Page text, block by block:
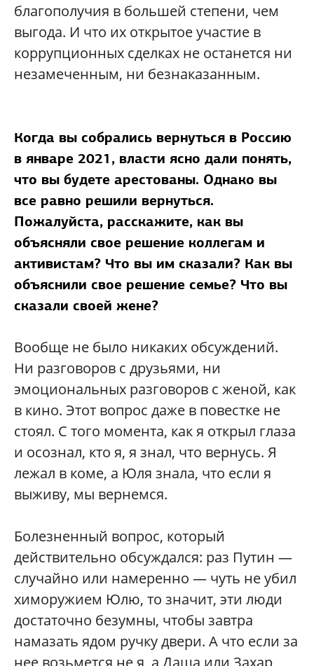
благополучия в большей степени, чем
выгода. И что их открытое участие в
коррупционных сделках не останется ни
незамеченным, ни безнаказанным.
Когда вы собрались вернуться в Россию
в январе 2021, власти ясно дали понять,
что вы будете арестованы. Однако вы
все равно решили вернуться.
Пожалуйста, расскажите, как вы
объясняли свое решение коллегам и
активистам? Что вы им сказали? Как вы
объяснили свое решение семье? Что вы
сказали своей жене?
Вообще не было никаких обсуждений.
Ни разговоров с друзьями, ни
эмоциональных разговоров с женой, как
в кино. Этот вопрос даже в повестке не
стоял. С того момента, как я открыл глаза
и осознал, кто я, я знал, что вернусь. Я
лежал в коме, а Юля знала, что если я
выживу, мы вернемся.
Болезненный вопрос, который
действительно обсуждался: раз Путин —
случайно или намеренно — чуть не убил
химоружием Юлю, то значит, эти люди
достаточно безумны, чтобы завтра
намазать ядом ручку двери. А что если за
нее возьмется не я, а Даша или Захар,